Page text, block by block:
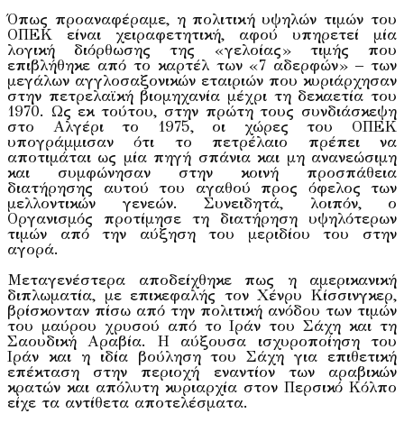
Όπως προαναφέραμε, η πολιτική υψηλών τιμών του
ΟΠΕΚ είναι χειραφετητική, αφού υπηρετεί μία
λογική διόρθωσης της «γελοίας» τιμής που
επιβλήθηκε από το καρτέλ των «7 αδερφών» – των
μεγάλων αγγλοσαξονικών εταιριών που κυριάρχησαν
στην πετρελαϊκή βιομηχανία μέχρι τη δεκαετία του
1970. Ως εκ τούτου, στην πρώτη τους συνδιάσκεψη
στο Αλγέρι το 1975, οι χώρες του ΟΠΕΚ
υπογράμμισαν ότι το πετρέλαιο πρέπει να
αποτιμάται ως μία πηγή σπάνια και μη ανανεώσιμη
και συμφώνησαν στην κοινή προσπάθεια
διατήρησης αυτού του αγαθού προς όφελος των
μελλοντικών γενεών. Συνειδητά, λοιπόν, ο
Οργανισμός προτίμησε τη διατήρηση υψηλότερων
τιμών από την αύξηση του μεριδίου του στην
αγορά.
Μεταγενέστερα αποδείχθηκε πως η αμερικανική
διπλωματία, με επικεφαλής τον Χένρυ Κίσσινγκερ,
βρίσκονταν πίσω από την πολιτική ανόδου των τιμών
του μαύρου χρυσού από το Ιράν του Σάχη και τη
Σαουδική Αραβία. Η αύξουσα ισχυροποίηση του
Ιράν και η ιδία βούληση του Σάχη για επιθετική
επέκταση στην περιοχή εναντίον των αραβικών
κρατών και απόλυτη κυριαρχία στον Περσικό Κόλπο
είχε τα αντίθετα αποτελέσματα.